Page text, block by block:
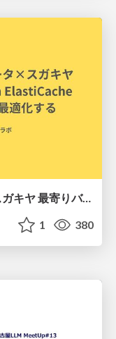
名古屋の市バスGTFS-JPデータ×スガキヤ 最寄りバス停検索をAmazon ElastiCache Serverless for Valkeyで最適化する
1 380